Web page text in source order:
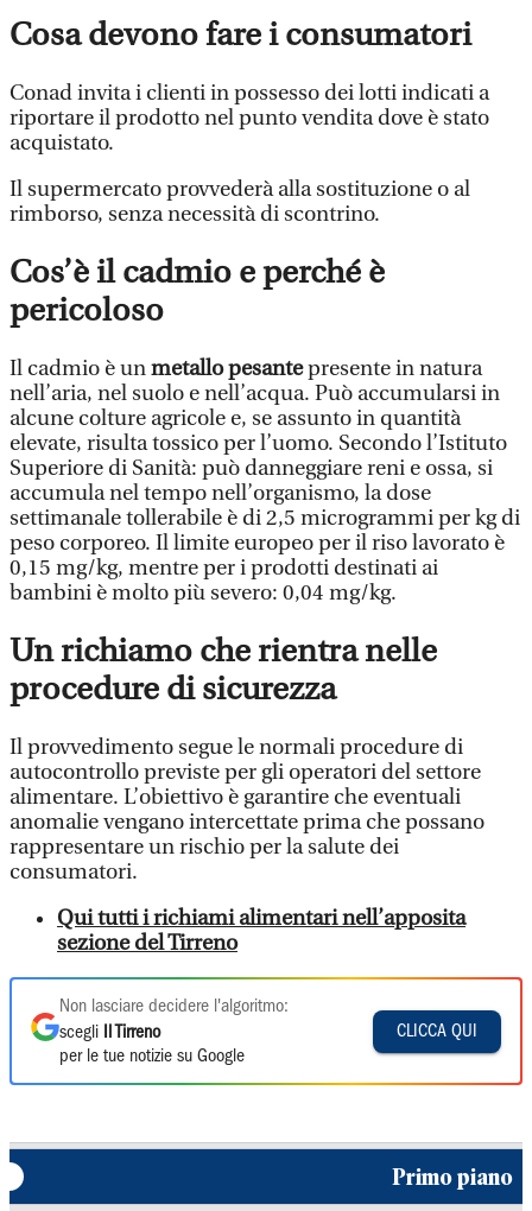
Cosa devono fare i consumatori
Conad invita i clienti in possesso dei lotti indicati a
riportare il prodotto nel punto vendita dove è stato
acquistato.
Il supermercato provvederà alla sostituzione o al
rimborso, senza necessità di scontrino.
Cos’è il cadmio e perché è
pericoloso
Il cadmio è unmetallo pesantepresente in natura
nell’aria, nel suolo e nell’acqua. Può accumularsi in
alcune colture agricole e, se assunto in quantità
elevate, risulta tossico per l’uomo. Secondo l’Istituto
Superiore di Sanità: può danneggiare reni e ossa, si
accumula nel tempo nell’organismo, la dose
settimanale tollerabile è di 2,5 microgrammi per kg di
peso corporeo. Il limite europeo per il riso lavorato è
0,15 mg/kg, mentre per i prodotti destinati ai
bambini è molto più severo: 0,04 mg/kg.
Un richiamo che rientra nelle
procedure di sicurezza
Il provvedimento segue le normali procedure di
autocontrollo previste per gli operatori del settore
alimentare. L’obiettivo è garantire che eventuali
anomalie vengano intercettate prima che possano
rappresentare un rischio per la salute dei
consumatori.
Qui tutti i richiami alimentari nell’apposita
sezione del Tirreno
Non lasciare decidere l'algoritmo:
scegli
Il Tirreno
per le tue notizie su Google
CLICCA QUI
Primo piano